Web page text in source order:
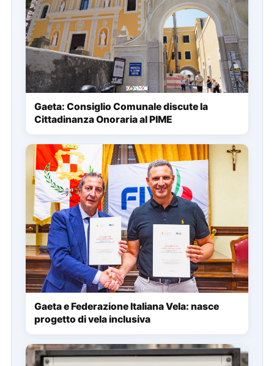
Gaeta: Consiglio Comunale discute la
Cittadinanza Onoraria al PIME
Gaeta e Federazione Italiana Vela: nasce
progetto di vela inclusiva